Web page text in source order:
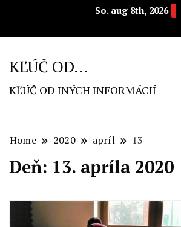
So. aug 8th, 2026
KĽÚČ OD…
KĽÚČ OD INÝCH INFORMÁCIÍ
Home 2020 apríl 13
Deň: 13. apríla 2020